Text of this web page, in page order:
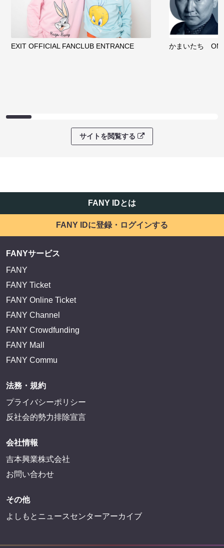
EXIT OFFICIAL FANCLUB ENTRANCE かまいたち
サイトを閲覧する
FANY IDとは
FANY IDに登録・ログインする
FANYサービス
FANY
FANY Ticket
FANY Online Ticket
FANY Channel
FANY Crowdfunding
FANY Mall
FANY Commu
法務・規約
プライバシーポリシー
反社会的勢力排除宣言
会社情報
吉本興業株式会社
お問い合わせ
その他
よしもとニュースセンターアーカイブ